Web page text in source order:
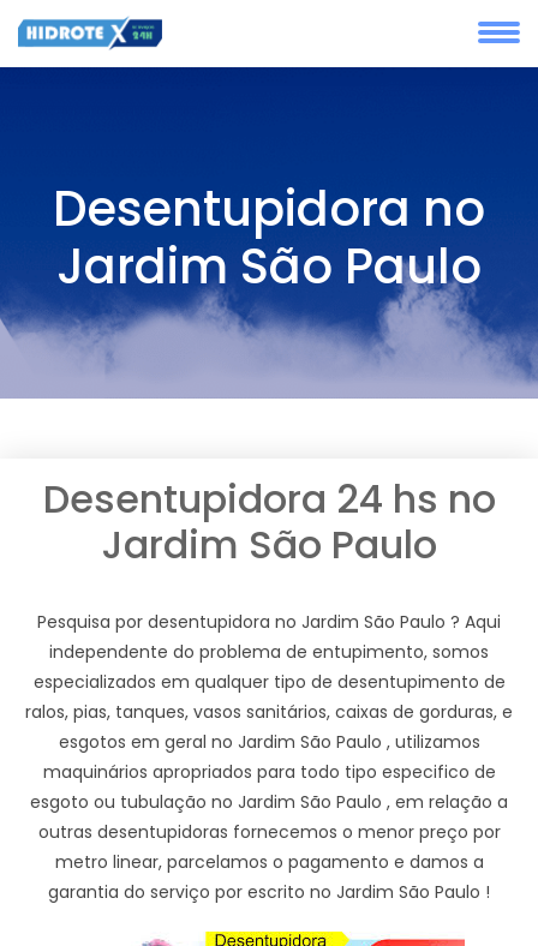
Desentupidora no
Jardim São Paulo
Desentupidora 24 hs no
Jardim São Paulo
Pesquisa por desentupidora no Jardim São Paulo ? Aqui
independente do problema de entupimento, somos
especializados em qualquer tipo de desentupimento de
ralos, pias, tanques, vasos sanitários, caixas de gorduras, e
esgotos em geral no Jardim São Paulo , utilizamos
maquinários apropriados para todo tipo especifico de
esgoto ou tubulação no Jardim São Paulo , em relação a
outras desentupidoras fornecemos o menor preço por
metro linear, parcelamos o pagamento e damos a
garantia do serviço por escrito no Jardim São Paulo !